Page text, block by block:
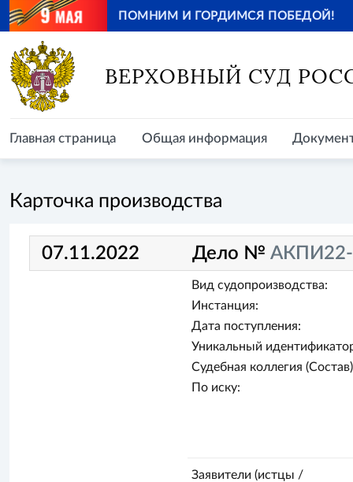
ПОМНИМ И ГОРДИМСЯ ПОБЕДОЙ!
Главная страница
ВЕРХОВНЫЙ СУД
Главная страница Общая информация
Карточка производства
07.11.2022 Дело №
Вид судопроизводства:
Инстанция:
Дата поступления:
Уникальный
Судебная коллегия
По иску:
Заявители (истцы /